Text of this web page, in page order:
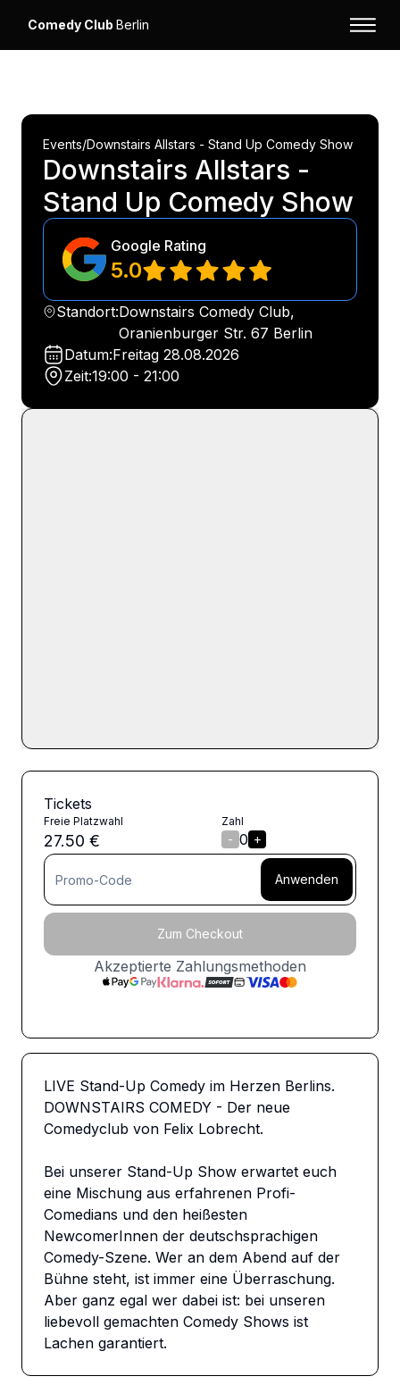
Comedy Club Berlin
Events/Downstairs Allstars - Stand Up Comedy Show
Downstairs Allstars -
Stand Up Comedy Show
Google Rating
5.0
Standort:Downstairs Comedy Club,
Oranienburger Str. 67 Berlin
Datum:Freitag 28.08.2026
Zeit:19:00 - 21:00
Tickets
Freie Platzwahl
27.50 €
Zahl
- 0 +
Anwenden
Zum Checkout
Akzeptierte Zahlungsmethoden
LIVE Stand-Up Comedy im Herzen Berlins.
DOWNSTAIRS COMEDY - Der neue
Comedyclub von Felix Lobrecht.
Bei unserer Stand-Up Show erwartet euch
eine Mischung aus erfahrenen Profi-
Comedians und den heißesten
NewcomerInnen der deutschsprachigen
Comedy-Szene. Wer an dem Abend auf der
Bühne steht, ist immer eine Überraschung.
Aber ganz egal wer dabei ist: bei unseren
liebevoll gemachten Comedy Shows ist
Lachen garantiert.